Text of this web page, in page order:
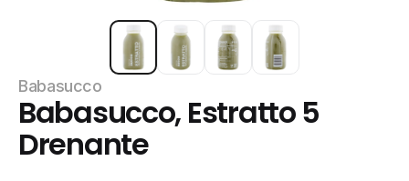
Babasucco
Babasucco, Estratto 5
Drenante